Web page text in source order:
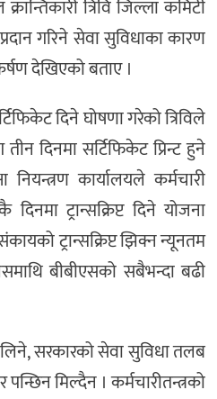
त्रिवि जिल्ला कमिटी
प्रदान गरिने सेवा सुविधाका कारण
देखिएको बताए ।
दिने घोषणा गरेको त्रिविले
दिनमा सर्टिफिकेट प्रिन्ट हुने
नियन्त्रण कार्यालयले कर्मचारी
ट्रान्सक्रिप्ट दिने योजना
ट्रान्सक्रिप्ट झिक्न न्यूनतम
बीबीएसको सबैभन्दा बढी
लिने, सरकारको सेवा सुविधा तलब
मिल्दैन । कर्मचारीतन्त्रको